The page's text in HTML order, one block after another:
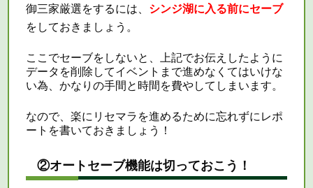
御三家厳選をするには、 シンジ湖に入る前にセーブ
をしておきましょう。
ここでセーブをしないと、上記でお伝えしたように
データを削除してイベントまで進めなくてはいけな
い為、かなりの手間と時間を費やしてしまいます。
なので、楽にリセマラを進めるために忘れずにレポ
ートを書いておきましょう！
②オートセーブ機能は切っておこう！